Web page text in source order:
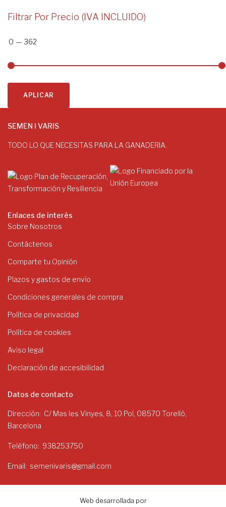
Filtrar Por Precio (IVA INCLUIDO)
0 — 362
APLICAR
SEMEN I VARIS
TODO LO QUE NECESITAS PARA LA GANADERIA.
Enlaces de interés
Sobre Nosotros
Contáctenos
Comparte tu Opinión
Plazos y gastos de envío
Condiciones generales de compra
Política de privacidad
Política de cookies
Aviso legal
Declaración de accesibilidad
Datos de contacto
Dirección
C/ Mas les Vinyes, 8, 10 Pol, 08570 Torelló,
Barcelona
Teléfono 938253750
Email semenivaris@gmail.com
Web desarrollada por